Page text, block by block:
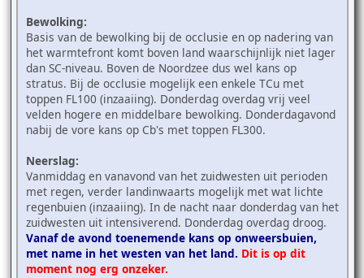
Bewolking:
Basis van de bewolking bij de occlusie en op nadering van
het warmtefront komt boven land waarschijnlijk niet lager
dan SC-niveau. Boven de Noordzee dus wel kans op
stratus. Bij de occlusie mogelijk een enkele TCu met
toppen FL100 (inzaaiing). Donderdag overdag vrij veel
velden hogere en middelbare bewolking. Donderdagavond
nabij de vore kans op Cb's met toppen FL300.
Neerslag:
Vanmiddag en vanavond van het zuidwesten uit perioden
met regen, verder landinwaarts mogelijk met wat lichte
regenbuien (inzaaiing). In de nacht naar donderdag van het
zuidwesten uit intensiverend. Donderdag overdag droog.
Vanaf de avond toenemende kans op onweersbuien,
met name in het westen van het land. Dit is op dit
moment nog erg onzeker.